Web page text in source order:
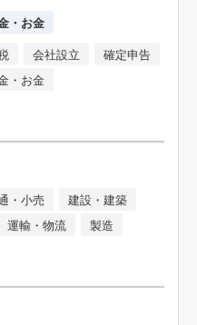
・お金
会社設立
確定申告
・お金
・小売
建設・建築
運輸・物流 製造